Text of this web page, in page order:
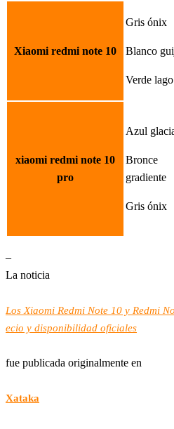
Xiaomi redmi note 10
Gris ónix
Blanco
Verde lago
xiaomi redmi note 10
pro
Azul
Bronce
gradiente
Gris ónix
–
La noticia
Los Xiaomi Redmi Note 10 y Redmi
ecio y disponibilidad oficiales
fue publicada originalmente en
Xataka